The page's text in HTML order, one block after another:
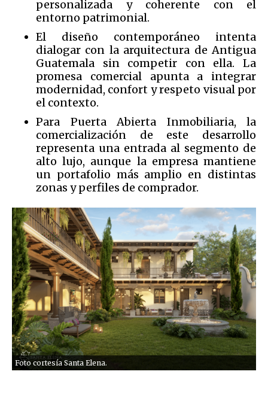
personalizada y coherente con el
entorno patrimonial.
El diseño contemporáneo intenta
dialogar con la arquitectura de Antigua
Guatemala sin competir con ella. La
promesa comercial apunta a integrar
modernidad, confort y respeto visual por
el contexto.
Para Puerta Abierta Inmobiliaria, la
comercialización de este desarrollo
representa una entrada al segmento de
alto lujo, aunque la empresa mantiene
un portafolio más amplio en distintas
zonas y perfiles de comprador.
Foto cortesía Santa Elena.